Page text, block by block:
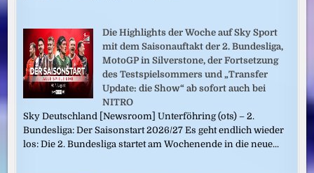
Die Highlights der Woche auf Sky Sport
mit dem Saisonauftakt der 2. Bundesliga,
MotoGP in Silverstone, der Fortsetzung
des Testspielsommers und „Transfer
Update: die Show“ ab sofort auch bei
NITRO
Sky Deutschland [Newsroom] Unterföhring (ots) – 2.
Bundesliga: Der Saisonstart 2026/27 Es geht endlich wieder
los: Die 2. Bundesliga startet am Wochenende in die neue...